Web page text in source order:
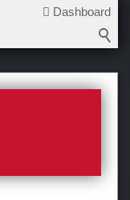
Dashboard